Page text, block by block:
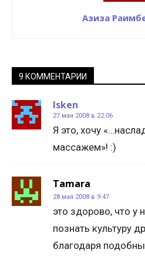
Азиза
9 КОММЕНТАРИИ
Isken
27 мая 2008 в 22:06
Я это, хочу
массажем»! :)
Tamara
28 мая 2008 в 9:47
это здорово, что у
познать культуру
благодаря